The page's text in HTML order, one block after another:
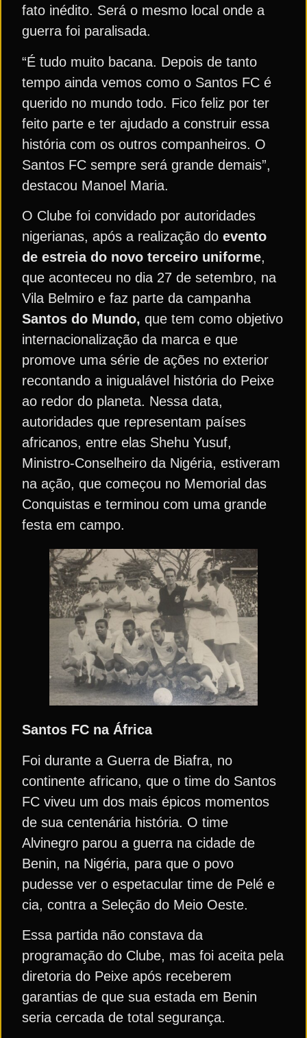
fato inédito. Será o mesmo local onde a
guerra foi paralisada.
“É tudo muito bacana. Depois de tanto
tempo ainda vemos como o Santos FC é
querido no mundo todo. Fico feliz por ter
feito parte e ter ajudado a construir essa
história com os outros companheiros. O
Santos FC sempre será grande demais”,
destacou Manoel Maria.
O Clube foi convidado por autoridades
nigerianas, após a realização do evento
de estreia do novo terceiro uniforme,
que aconteceu no dia 27 de setembro, na
Vila Belmiro e faz parte da campanha
Santos do Mundo, que tem como objetivo
internacionalização da marca e que
promove uma série de ações no exterior
recontando a inigualável história do Peixe
ao redor do planeta. Nessa data,
autoridades que representam países
africanos, entre elas Shehu Yusuf,
Ministro-Conselheiro da Nigéria, estiveram
na ação, que começou no Memorial das
Conquistas e terminou com uma grande
festa em campo.
Santos FC na África
Foi durante a Guerra de Biafra, no
continente africano, que o time do Santos
FC viveu um dos mais épicos momentos
de sua centenária história. O time
Alvinegro parou a guerra na cidade de
Benin, na Nigéria, para que o povo
pudesse ver o espetacular time de Pelé e
cia, contra a Seleção do Meio Oeste.
Essa partida não constava da
programação do Clube, mas foi aceita pela
diretoria do Peixe após receberem
garantias de que sua estada em Benin
seria cercada de total segurança.